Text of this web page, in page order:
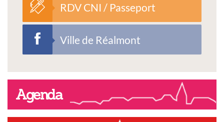
RDV CNI / Passeport
Ville de Réalmont
Agenda